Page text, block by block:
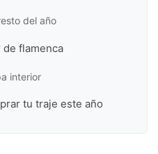
del año
flamenca
interior
tu traje este año